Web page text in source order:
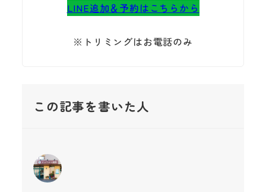
LINE追加＆予約はこちらから
※トリミングはお電話のみ
この記事を書いた人